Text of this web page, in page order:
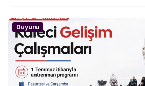
Duyuru